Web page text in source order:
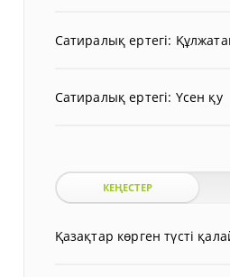
Сатиралық ертегі:
Сатиралық ертегі: Үсен қу
КЕҢЕСТЕР
Қазақтар көрген түсті